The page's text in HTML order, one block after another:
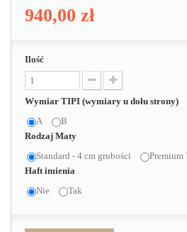
940,00 zł
Ilość
Wymiar TIPI (wymiary u dołu strony)
A
B
Rodzaj Maty
Standard - 4 cm grubości
Premium
Haft imienia
Nie
Tak